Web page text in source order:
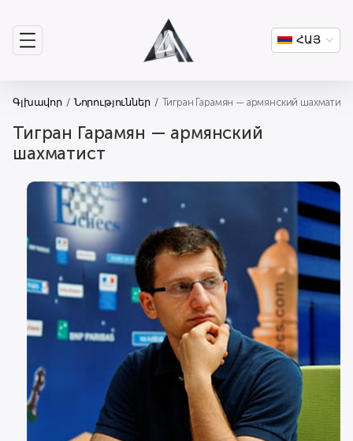
ՀԱՅ
Գլխավոր Նորություններ Тигран Гарамян — армянский шахматист
Тигран Гарамян — армянский
шахматист